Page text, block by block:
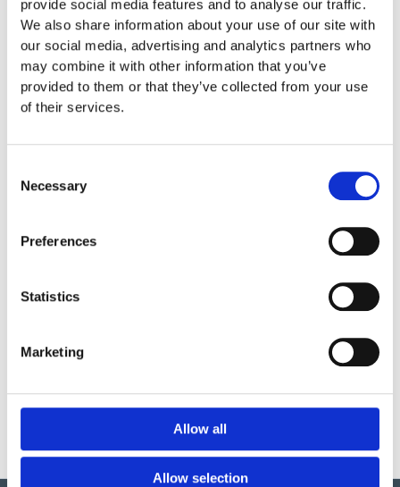
provide social media features and to analyse our traffic.
We also share information about your use of our site with
our social media, advertising and analytics partners who
may combine it with other information that you’ve
provided to them or that they’ve collected from your use
of their services.
Selection
Necessary
Preferences
Statistics
Marketing
Allow all
Allow selection
Monteringstid
Fundament
Produktens utseende kan avvika mot de bilder som visas
på hemsidan.
Mer information om produkten, klicka här